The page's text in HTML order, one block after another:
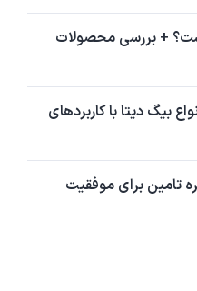
+ بررسی محصولات
بیگ دیتا با کاربردهای
تامین برای موفقیت